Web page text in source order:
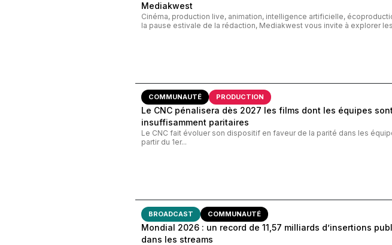
Mediakwest
Cinéma, production live, animation, intelligence artificielle,
la pause estivale de la rédaction, Mediakwest vous invite à explorer
COMMUNAUTÉ PRODUCTION
Le CNC pénalisera dès 2027 les films dont les équipes sont
insuffisamment paritaires
Le CNC fait évoluer son dispositif en faveur de la parité dans les
partir du 1er...
BROADCAST COMMUNAUTÉ
Mondial 2026 : un record de 11,57 milliards d’insertions
dans les streams